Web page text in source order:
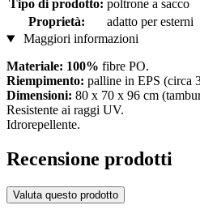
Tipo di prodotto: poltrone a sacco
Proprietà:
adatto per esterni
Maggiori informazioni
Materiale: 100% fibre PO.
Riempimento: palline in EPS (circa
Dimensioni: 80 x 70 x 96 cm
Resistente ai raggi UV.
Idrorepellente.
Recensione prodotti
Valuta questo prodotto